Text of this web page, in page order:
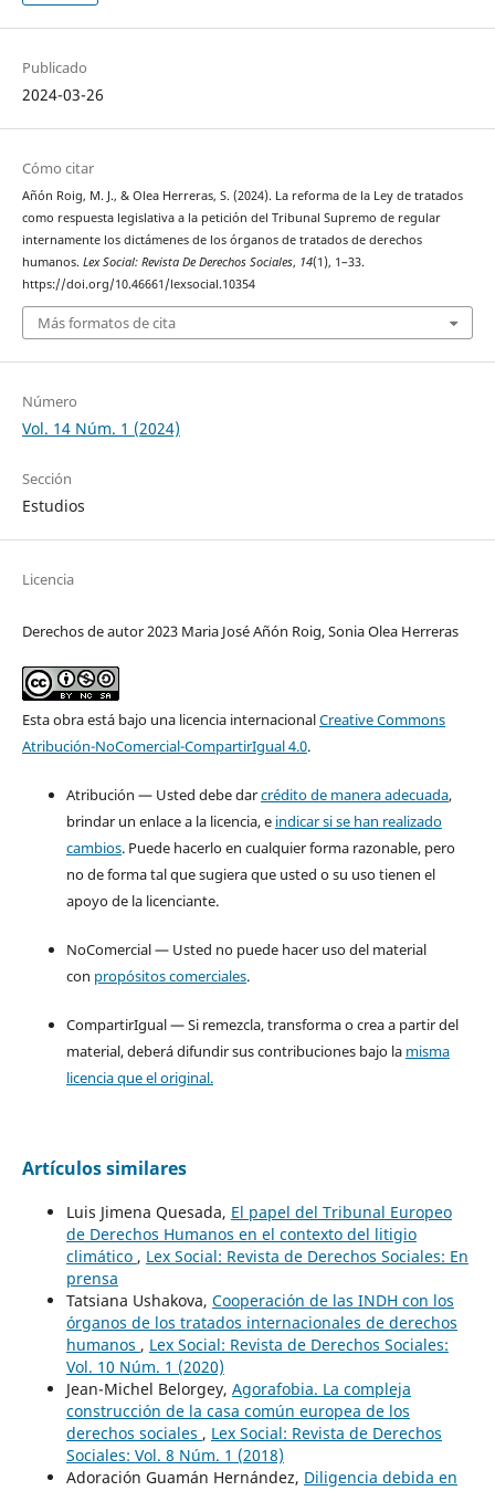
Publicado
2024-03-26
Cómo citar
Añón Roig, M. J., & Olea Herreras, S. (2024). La reforma de la Ley de tratados
como respuesta legislativa a la petición del Tribunal Supremo de regular
internamente los dictámenes de los órganos de tratados de derechos
humanos. Lex Social: Revista De Derechos Sociales, 14(1), 1–33.
https://doi.org/10.46661/lexsocial.10354
Más formatos de cita
Número
Vol. 14 Núm. 1 (2024)
Sección
Estudios
Licencia
Derechos de autor 2023 Maria José Añón Roig, Sonia Olea Herreras
Esta obra está bajo una licencia internacionalCreative Commons
Atribución-NoComercial-CompartirIgual 4.0.
Atribución — Usted debe darcrédito de manera adecuada,
brindar un enlace a la licencia, e indicar si se han realizado
cambios. Puede hacerlo en cualquier forma razonable, pero
no de forma tal que sugiera que usted o su uso tienen el
apoyo de la licenciante.
NoComercial — Usted no puede hacer uso del material
con propósitos comerciales.
CompartirIgual — Si remezcla, transforma o crea a partir del
material, deberá difundir sus contribuciones bajo la misma
licencia que el original.
Artículos similares
Luis Jimena Quesada, El papel del Tribunal Europeo
de Derechos Humanos en el contexto del litigio
climático , Lex Social: Revista de Derechos Sociales: En
prensa
Tatsiana Ushakova, Cooperación de las INDH con los
órganos de los tratados internacionales de derechos
humanos , Lex Social: Revista de Derechos Sociales:
Vol. 10 Núm. 1 (2020)
Jean-Michel Belorgey, Agorafobia. La compleja
construcción de la casa común europea de los
derechos sociales , Lex Social: Revista de Derechos
Sociales: Vol. 8 Núm. 1 (2018)
Adoración Guamán Hernández, Diligencia debida en